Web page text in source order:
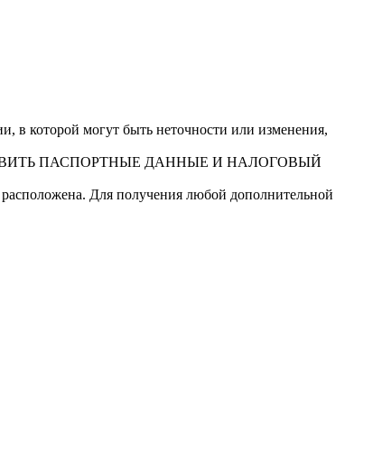
в которой могут быть неточности или изменения,
ПАСПОРТНЫЕ ДАННЫЕ И НАЛОГОВЫЙ
Для получения любой дополнительной